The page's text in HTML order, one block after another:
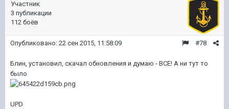
Участник
3 публикации
112 боёв
#78
Опубликовано: 22 сен 2015, 11:58:09
Блин, установил, скачал обновления и думаю - ВСЕ! А ни тут то
было
UPD